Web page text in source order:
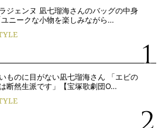
ジェンヌ 凪七瑠海さんのバッグの中身
ニークな小物を楽しみながら…
ものに目がない凪七瑠海さん 「エビの
断然生派です」【宝塚歌劇団O…